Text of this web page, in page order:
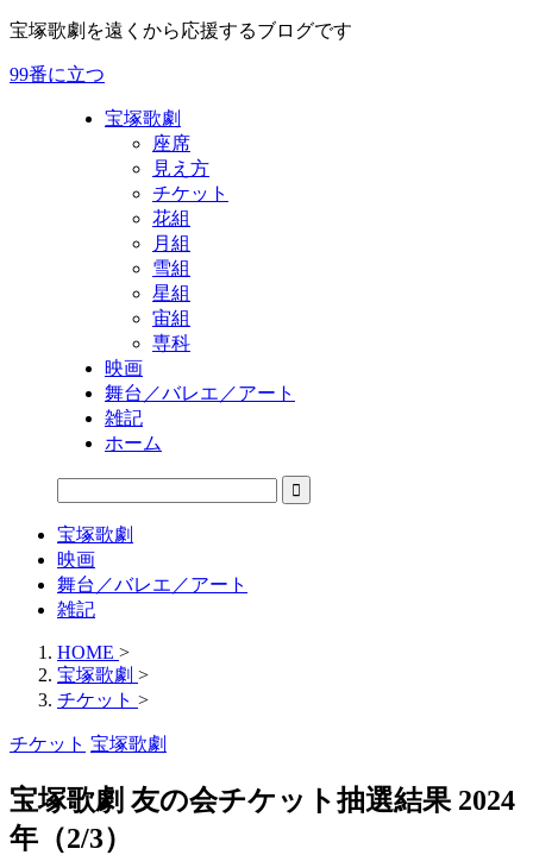
宝塚歌劇を遠くから応援するブログです
99番に立つ
宝塚歌劇
座席
見え方
チケット
花組
月組
雪組
星組
宙組
専科
映画
舞台／バレエ／アート
雑記
ホーム
宝塚歌劇
映画
舞台／バレエ／アート
雑記
HOME >
宝塚歌劇 >
チケット >
チケット 宝塚歌劇
宝塚歌劇 友の会チケット抽選結果 2024
年（2/3）